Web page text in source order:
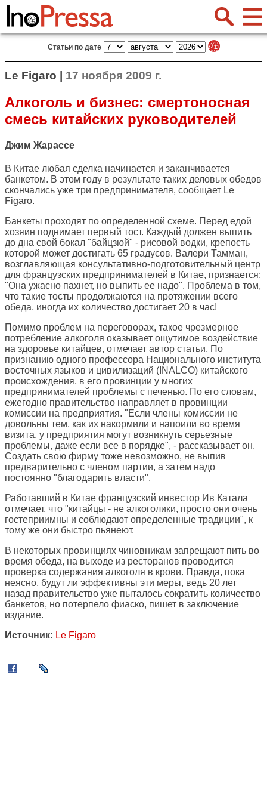
Статьи по дате
Le Figaro | 17 ноября 2009 г.
Алкоголь и бизнес: смертоносная
смесь китайских руководителей
Джим Жарассе
В Китае любая сделка начинается и заканчивается
банкетом. В этом году в результате таких деловых обедов
скончались уже три предпринимателя, сообщает Le
Figaro.
Банкеты проходят по определенной схеме. Перед едой
хозяин поднимает первый тост. Каждый должен выпить
до дна свой бокал "байцзюй" - рисовой водки, крепость
которой может достигать 65 градусов. Валери Тамман,
возглавляющая консультативно-подготовительный центр
для французских предпринимателей в Китае, признается:
"Она ужасно пахнет, но выпить ее надо". Проблема в том,
что такие тосты продолжаются на протяжении всего
обеда, иногда их количество достигает 20 в час!
Помимо проблем на переговорах, такое чрезмерное
потребление алкоголя оказывает ощутимое воздействие
на здоровье китайцев, отмечает автор статьи. По
признанию одного профессора Национального института
восточных языков и цивилизаций (INALCO) китайского
происхождения, в его провинции у многих
предпринимателей проблемы с печенью. По его словам,
ежегодно правительство направляет в провинции
комиссии на предприятия. "Если члены комиссии не
довольны тем, как их накормили и напоили во время
визита, у предприятия могут возникнуть серьезные
проблемы, даже если все в порядке", - рассказывает он.
Создать свою фирму тоже невозможно, не выпив
предварительно с членом партии, а затем надо
постоянно "благодарить власти".
Работавший в Китае французский инвестор Ив Катала
отмечает, что "китайцы - не алкоголики, просто они очень
гостеприимны и соблюдают определенные традиции", к
тому же они быстро пьянеют.
В некоторых провинциях чиновникам запрещают пить во
время обеда, на выходе из ресторанов проводится
проверка содержания алкоголя в крови. Правда, пока
неясно, будут ли эффективны эти меры, ведь 20 лет
назад правительство уже пыталось сократить количество
банкетов, но потерпело фиаско, пишет в заключение
издание.
Источник: Le Figaro